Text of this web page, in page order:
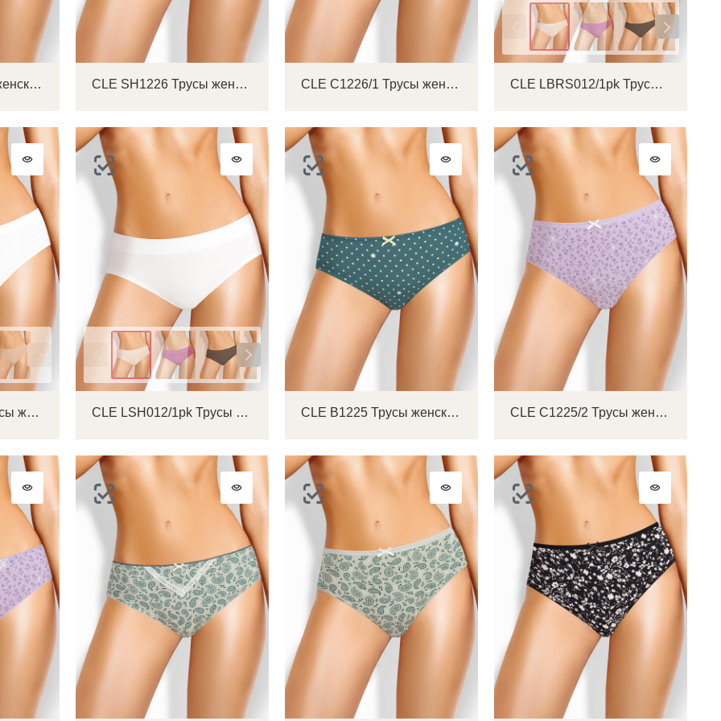
CLE C1226 Трусы женские слипы CLE SH1226 Трусы женские шорты CLE C1226/1 Трусы женские слипы CLE LBRS012/1pk Трусы женские бразилиана
CLE LC012/1pk Трусы женские слипы CLE LSH012/1pk Трусы женские шорты CLE B1225 Трусы женские бикини CLE C1225/2 Трусы женские слипы